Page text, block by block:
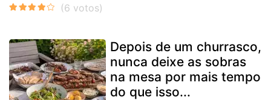
Depois de um churrasco,
nunca deixe as sobras
na mesa por mais tempo
do que isso...